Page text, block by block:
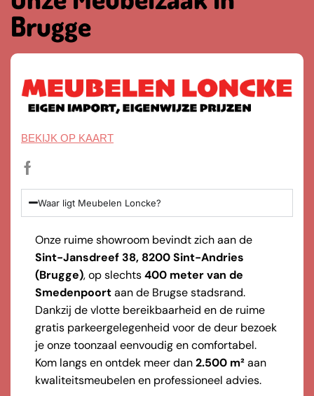
Brugge
BEKIJK OP KAART
Waar ligt Meubelen Loncke?
Onze ruime showroom bevindt zich aan de
Sint-Jansdreef 38, 8200 Sint-Andries
(Brugge), op slechts400 meter van de
Smedenpoortaan de Brugse stadsrand.
Dankzij de vlotte bereikbaarheid en de ruime
gratis parkeergelegenheid voor de deur bezoek
je onze toonzaal eenvoudig en comfortabel.
Kom langs en ontdek meer dan2.500 m²aan
kwaliteitsmeubelen en professioneel advies.